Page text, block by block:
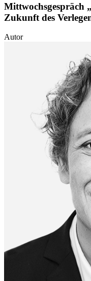
Mittwochsgespräch
Zukunft des
Autor